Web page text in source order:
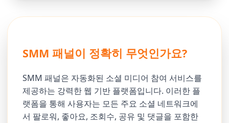
SMM 패널이 정확히 무엇인가요?
SMM 패널은 자동화된 소셜 미디어 참여 서비스를
제공하는 강력한 웹 기반 플랫폼입니다. 이러한 플
랫폼을 통해 사용자는 모든 주요 소셜 네트워크에
서 팔로워, 좋아요, 조회수, 공유 및 댓글을 포함한